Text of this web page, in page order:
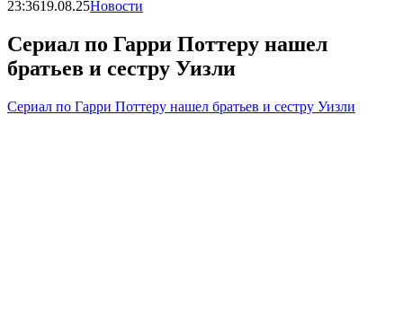
23:3619.08.25Новости
Сериал по Гарри Поттеру нашел
братьев и сестру Уизли
Сериал по Гарри Поттеру нашел братьев и сестру Уизли